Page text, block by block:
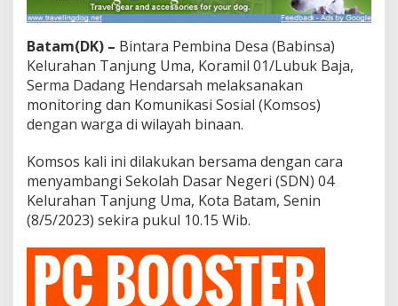
k
,
B
b
i
n
s
a
n
j
u
g
U
a
Batam(DK) – Bintara Pembina Desa (Babinsa)
Kelurahan Tanjung Uma, Koramil 01/Lubuk Baja,
Serma Dadang Hendarsah melaksanakan
monitoring dan Komunikasi Sosial (Komsos)
dengan warga di wilayah binaan.
Komsos kali ini dilakukan bersama dengan cara
menyambangi Sekolah Dasar Negeri (SDN) 04
Kelurahan Tanjung Uma, Kota Batam, Senin
(8/5/2023) sekira pukul 10.15 Wib.